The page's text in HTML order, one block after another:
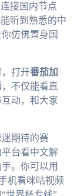
接国内节点
听到熟悉的中
仿佛置身国
打开番茄加
不仅能看直
动，和大家
期待的赛
台看中文解
。你可以用
机看咪咕视频